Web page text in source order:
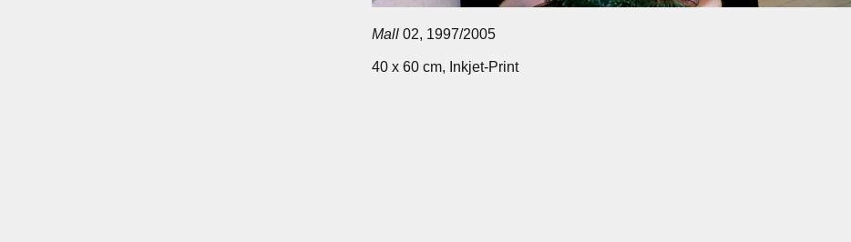
Mall 02, 1997/2005
40 x 60 cm, Inkjet-Print